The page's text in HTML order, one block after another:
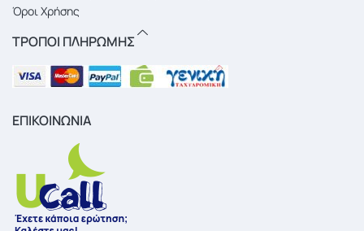
Όροι Χρήσης
ΤΡΟΠΟΙ ΠΛΗΡΩΜΗΣ
ΕΠΙΚΟΙΝΩΝΙΑ